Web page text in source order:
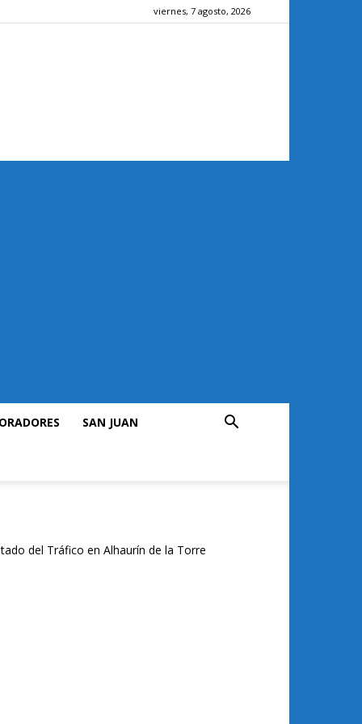
viernes, 7 agosto, 2026
SAN JUAN
del Tráfico en Alhaurín de la Torre